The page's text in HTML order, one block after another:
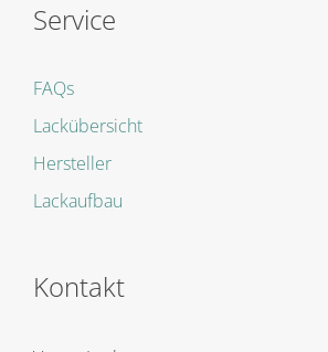
Service
FAQs
Lackübersicht
Hersteller
Lackaufbau
Kontakt